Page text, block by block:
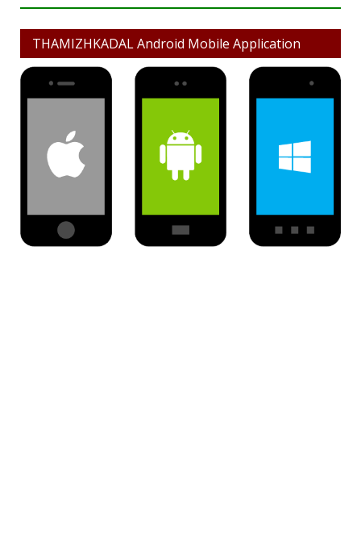
THAMIZHKADAL Android Mobile Application